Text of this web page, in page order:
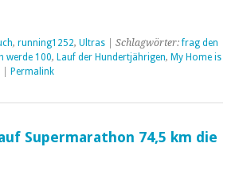
, running1252, Ultras | Schlagwörter:frag den
werde 100, Lauf der Hundertjährigen, My Home is
Permalink
Supermarathon 74,5 km die